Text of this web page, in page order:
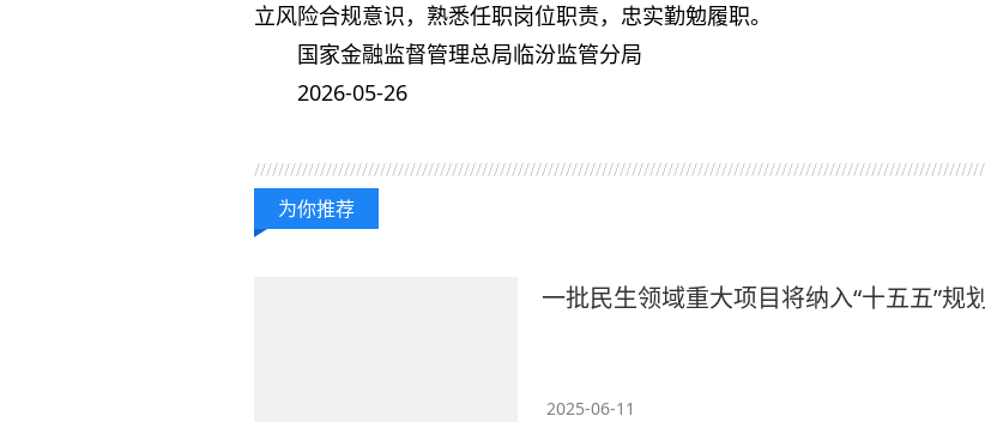
立风险合规意识，熟悉任职岗位职责，忠实勤勉履职。
国家金融监督管理总局临汾监管分局
2026-05-26
为你推荐
一批民生领域重大项目将纳入“十五五”规划
2025-06-11